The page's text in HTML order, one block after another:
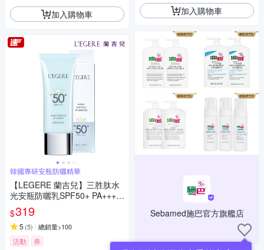
加入購物車
韓國專研安瓶防曬精華
【LEGERE 蘭吉兒】三胜肽水
光安瓶防曬乳SPF50+ PA++++
35ml
$319
5 (5) 總銷量>100
活動 券
加入購物車
Sebamed施巴官方旗艦店